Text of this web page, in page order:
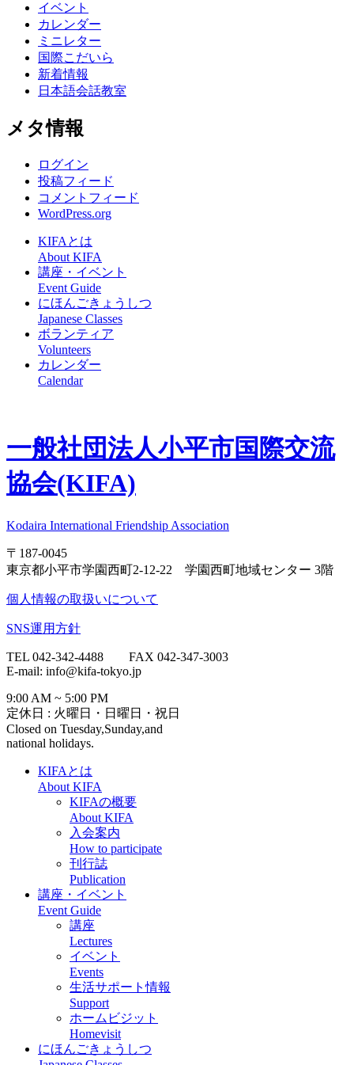
イベント
カレンダー
ミニレター
国際こだいら
新着情報
日本語会話教室
メタ情報
ログイン
投稿フィード
コメントフィード
WordPress.org
KIFAとは
About KIFA
講座・イベント
Event Guide
にほんごきょうしつ
Japanese Classes
ボランティア
Volunteers
カレンダー
Calendar
一般社団法人小平市国際交流
協会(KIFA)
Kodaira International Friendship Association
〒187-0045
東京都小平市学園西町2-12-22 学園西町地域センター 3階
個人情報の取扱いについて
SNS運用方針
TEL 042-342-4488 FAX 042-347-3003
E-mail: info@kifa-tokyo.jp
9:00 AM ~ 5:00 PM
定休日 : 火曜日・日曜日・祝日
Closed on Tuesday,Sunday,and
national holidays.
KIFAとは
About KIFA
KIFAの概要
About KIFA
入会案内
How to participate
刊行誌
Publication
講座・イベント
Event Guide
講座
Lectures
イベント
Events
生活サポート情報
Support
ホームビジット
Homevisit
にほんごきょうしつ